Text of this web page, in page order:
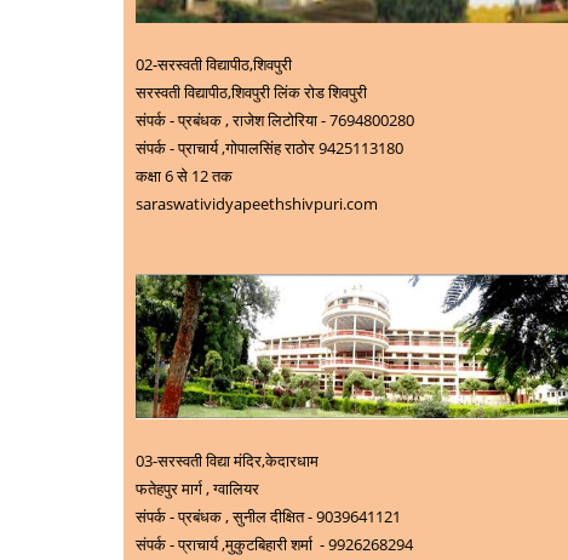
02-सरस्वती विद्यापीठ,शिवपुरी
सरस्वती विद्यापीठ,शिवपुरी लिंक रोड शिवपुरी
संपर्क - प्रबंधक , राजेश लिटोरिया - 7694800280
संपर्क - प्राचार्य ,गोपालसिंह राठोर 9425113180
कक्षा 6 से 12 तक
saraswatividyapeethshivpuri.com
03-सरस्वती विद्या मंदिर,केदारधाम
फतेहपुर मार्ग , ग्वालियर
संपर्क - प्रबंधक , सुनील दीक्षित - 9039641121
संपर्क - प्राचार्य ,मुकुटबिहारी शर्मा -9926268294